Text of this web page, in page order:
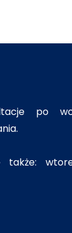
po
także: